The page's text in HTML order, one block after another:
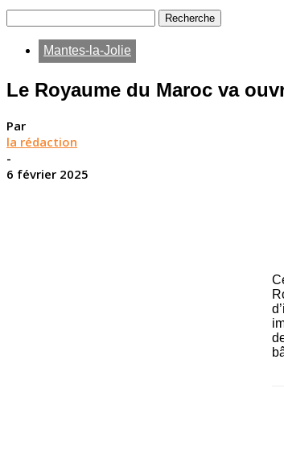
Mantes-la-Jolie
Le Royaume du Maroc va
Par
la rédaction
-
6 février 2025